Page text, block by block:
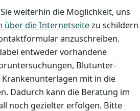
weiterhin die Möglichkeit, uns
über die Internetseitezu schildern
anzuschreiben.
entweder vorhandene
Blutunter-
mit in die
Dadurch kann die Beratung im
noch gezielter erfolgen. Bitte